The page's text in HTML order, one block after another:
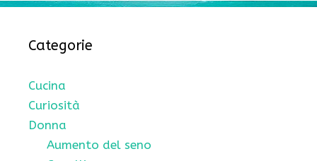
Categorie
Cucina
Curiosità
Donna
Aumento del seno